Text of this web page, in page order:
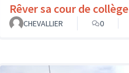
Rêver sa cour de collège
CHEVALLIER
0